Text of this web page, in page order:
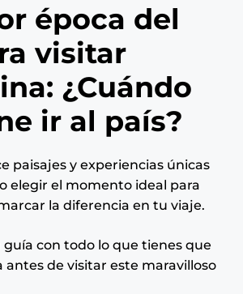
época del
visitar
¿Cuándo
ir al país?
paisajes y experiencias únicas
elegir el momento ideal para
la diferencia en tu viaje.
guía con todo lo que tienes que
de visitar este maravilloso